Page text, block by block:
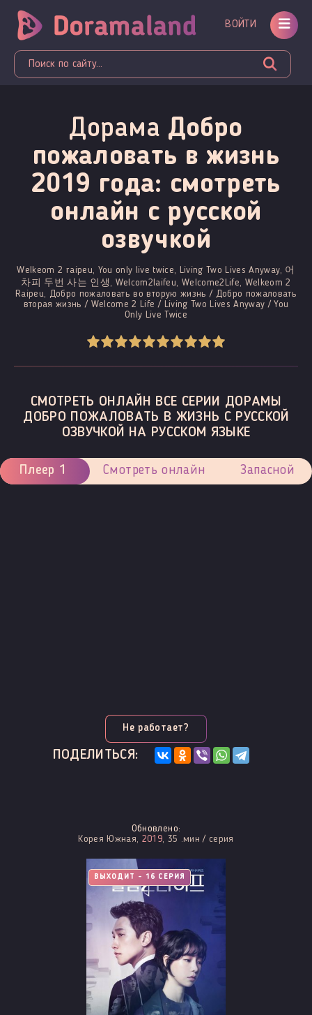
ВОЙТИ
Дорама Добро
пожаловать в жизнь
2019 года: смотреть
онлайн c русской
озвучкой
Welkeom 2 raipeu, You only live twice, Living Two Lives Anyway, 어
차피 두번 사는 인생, Welcom2laifeu, Welcome2Life, Welkeom 2
Raipeu, Добро пожаловать во вторую жизнь / Добро пожаловать
вторая жизнь / Welcome 2 Life / Living Two Lives Anyway / You
Only Live Twice
СМОТРЕТЬ ОНЛАЙН ВСЕ СЕРИИ ДОРАМЫ
ДОБРО ПОЖАЛОВАТЬ В ЖИЗНЬ С РУССКОЙ
ОЗВУЧКОЙ НА РУССКОМ ЯЗЫКЕ
Плеер 1 Смотреть онлайн Запасной
Не работает?
ПОДЕЛИТЬСЯ:
Обновлено:
Корея Южная, 2019 , 35 .мин / серия
ВЫХОДИТ - 16 СЕРИЯ